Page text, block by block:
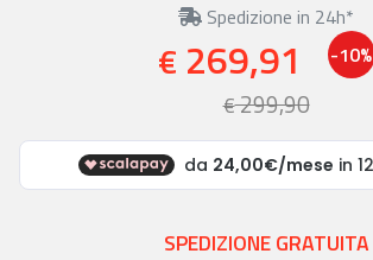
Spedizione in 24h*
€ 269,91 -10%
€299,90
SPEDIZIONE GRATUITA